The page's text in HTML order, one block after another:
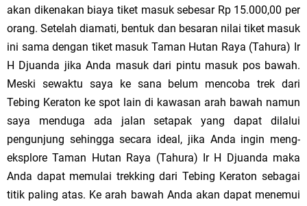
akan dikenakan biaya tiket masuk sebesar Rp 15.000,00 per
orang. Setelah diamati, bentuk dan besaran nilai tiket masuk
ini sama dengan tiket masuk Taman Hutan Raya (Tahura) Ir
H Djuanda jika Anda masuk dari pintu masuk pos bawah.
Meski sewaktu saya ke sana belum mencoba trek dari
Tebing Keraton ke spot lain di kawasan arah bawah namun
saya menduga ada jalan setapak yang dapat dilalui
pengunjung sehingga secara ideal, jika Anda ingin meng-
eksplore Taman Hutan Raya (Tahura) Ir H Djuanda maka
Anda dapat memulai trekking dari Tebing Keraton sebagai
titik paling atas. Ke arah bawah Anda akan dapat menemui